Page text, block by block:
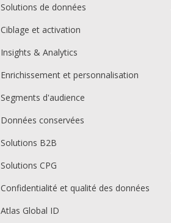
Solutions de données
Ciblage et activation
Insights & Analytics
Enrichissement et personnalisation
Segments d'audience
Données conservées
Solutions B2B
Solutions CPG
Confidentialité et qualité des données
Atlas Global ID